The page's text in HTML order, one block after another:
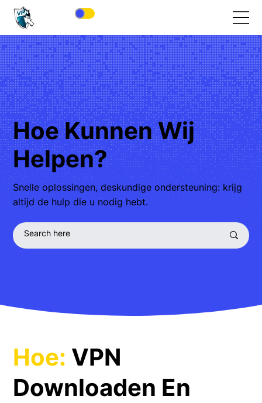
Hoe Kunnen Wij
Helpen?
Snelle oplossingen, deskundige ondersteuning: krijg
altijd de hulp die u nodig hebt.
Hoe: VPN
Downloaden En